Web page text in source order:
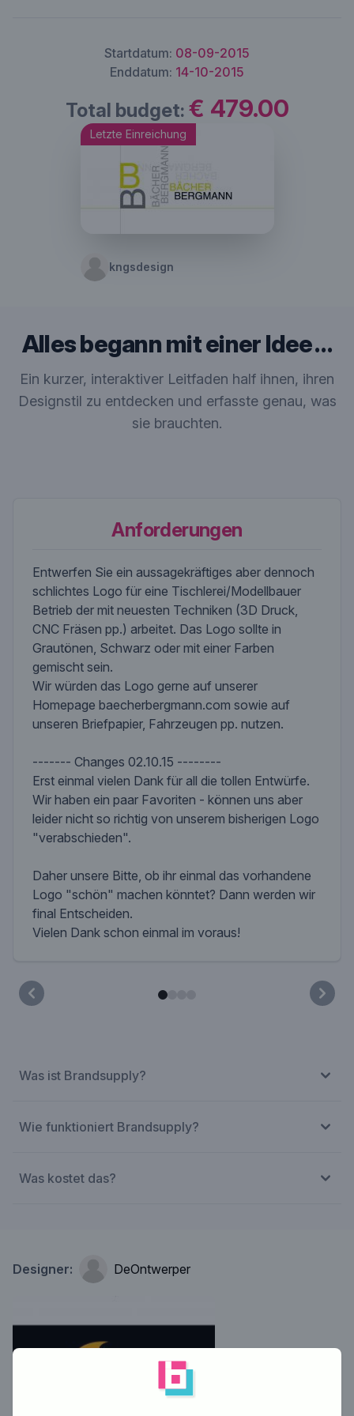
Startdatum: 08-09-2015
Enddatum: 14-10-2015
Total budget: € 479.00
Letzte Einreichung
kngsdesign
Alles begann mit einer Idee …
Ein kurzer, interaktiver Leitfaden half ihnen, ihren
Designstil zu entdecken und erfasste genau, was
sie brauchten.
Anforderungen
Entwerfen Sie ein aussagekräftiges aber dennoch
schlichtes Logo für eine Tischlerei/Modellbauer
Betrieb der mit neuesten Techniken (3D Druck,
CNC Fräsen pp.) arbeitet. Das Logo sollte in
Grautönen, Schwarz oder mit einer Farben
gemischt sein.
Wir würden das Logo gerne auf unserer
Homepage baecherbergmann.com sowie auf
unseren Briefpapier, Fahrzeugen pp. nutzen.
------- Changes 02.10.15 --------
Erst einmal vielen Dank für all die tollen Entwürfe.
Wir haben ein paar Favoriten - können uns aber
leider nicht so richtig von unserem bisherigen Logo
"verabschieden".
Daher unsere Bitte, ob ihr einmal das vorhandene
Logo "schön" machen könntet? Dann werden wir
final Entscheiden.
Vielen Dank schon einmal im voraus!
Was ist Brandsupply?
Wie funktioniert Brandsupply?
Was kostet das?
Designer: DeOntwerper